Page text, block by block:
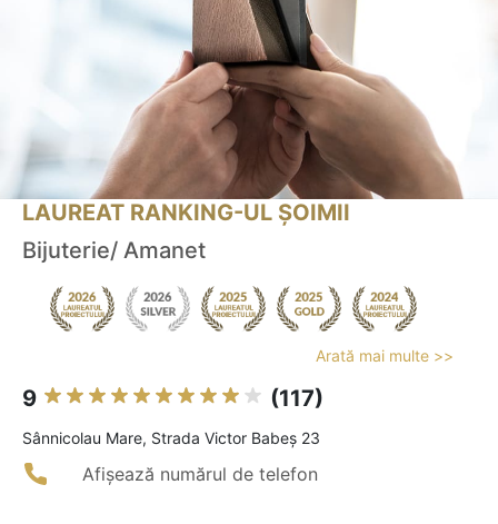
LAUREAT RANKING-UL ȘOIMII
Bijuterie/ Amanet
Arată mai multe >>
9 (117)
Sânnicolau Mare, Strada Victor Babeș 23
Afișează numărul de telefon